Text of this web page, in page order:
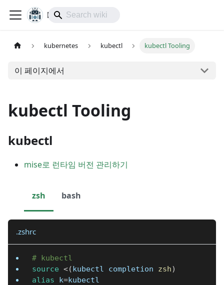
lol-IoT
kubernetes kubectl kubectl Tooling
이 페이지에서
kubectl Tooling
kubectl
mise로 런타임 버전 관리하기
zsh bash
.zshrc
# kubectl
source <(kubectl completion zsh)
alias
k=kubectl